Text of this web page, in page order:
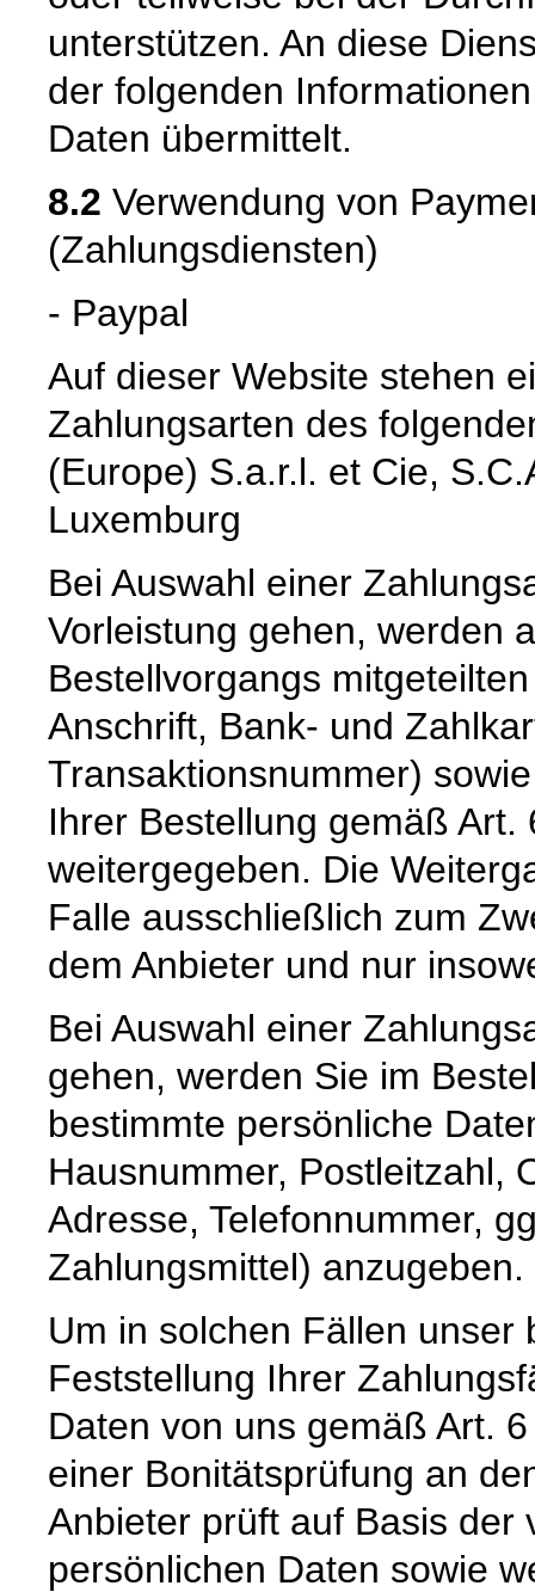
unterstützen. An diese
der folgenden
Daten übermittelt.
8.2 Verwendung von
(Zahlungsdiensten)
- Paypal
Auf dieser Website stehen
Zahlungsarten des
(Europe) S.a.r.l. et Cie,
Luxemburg
Bei Auswahl einer
Vorleistung gehen, werden
Bestellvorgangs
Anschrift, Bank- und
Transaktionsnummer)
Ihrer Bestellung gemäß Art.
weitergegeben. Die
Falle ausschließlich zum
dem Anbieter und nur
Bei Auswahl einer
gehen, werden Sie im
bestimmte persönliche
Hausnummer, Postleitzahl,
Adresse, Telefonnummer,
Zahlungsmittel) anzugeben.
Um in solchen Fällen
Feststellung Ihrer
Daten von uns gemäß Art.
einer Bonitätsprüfung an
Anbieter prüft auf Basis der
persönlichen Daten sowie